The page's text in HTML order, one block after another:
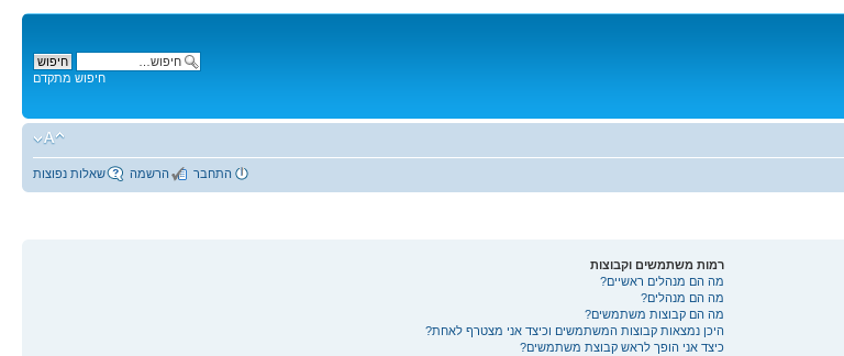
חיפוש מתקדם
שאלות נפוצות הרשמה התחבר
רמות משתמשים וקבוצות
מה הם מנהלים ראשיים?
מה הם מנהלים?
מה הם קבוצות משתמשים?
היכן נמצאות קבוצות המשתמשים וכיצד אני מצטרף לאחת?
כיצד אני הופך לראש קבוצת משתמשים?